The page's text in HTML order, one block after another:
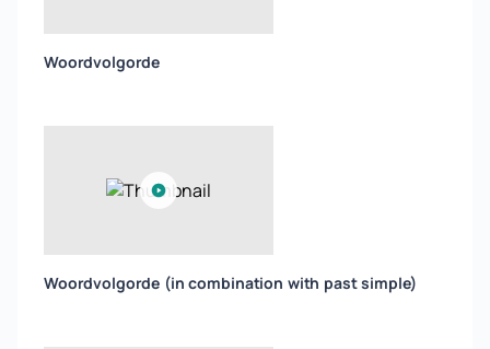
Woordvolgorde
Woordvolgorde (in combination with past simple)